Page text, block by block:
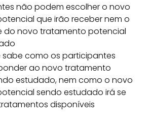
não podem escolher o novo
que irão receber nem o
do novo tratamento potencial
sabe como os participantes
ao novo tratamento
estudado, nem como o novo
sendo estudado irá se
disponíveis